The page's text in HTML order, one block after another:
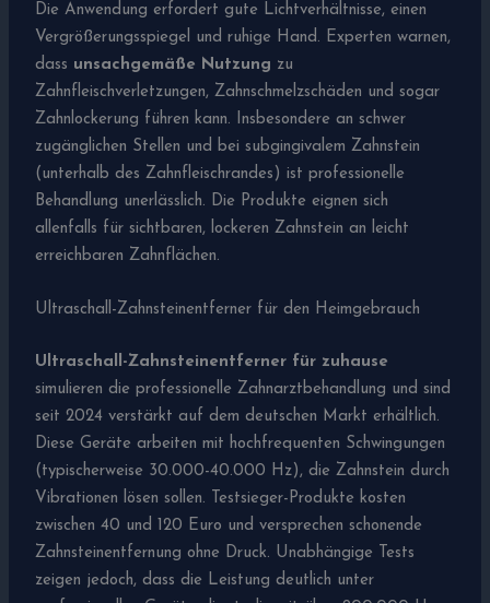
Die Anwendung erfordert gute Lichtverhältnisse, einen
Vergrößerungsspiegel und ruhige Hand. Experten warnen,
dass unsachgemäße Nutzung zu
Zahnfleischverletzungen, Zahnschmelzschäden und sogar
Zahnlockerung führen kann. Insbesondere an schwer
zugänglichen Stellen und bei subgingivalem Zahnstein
(unterhalb des Zahnfleischrandes) ist professionelle
Behandlung unerlässlich. Die Produkte eignen sich
allenfalls für sichtbaren, lockeren Zahnstein an leicht
erreichbaren Zahnflächen.
Ultraschall-Zahnsteinentferner für den Heimgebrauch
Ultraschall-Zahnsteinentferner für zuhause
simulieren die professionelle Zahnarztbehandlung und sind
seit 2024 verstärkt auf dem deutschen Markt erhältlich.
Diese Geräte arbeiten mit hochfrequenten Schwingungen
(typischerweise 30.000-40.000 Hz), die Zahnstein durch
Vibrationen lösen sollen. Testsieger-Produkte kosten
zwischen 40 und 120 Euro und versprechen schonende
Zahnsteinentfernung ohne Druck. Unabhängige Tests
zeigen jedoch, dass die Leistung deutlich unter